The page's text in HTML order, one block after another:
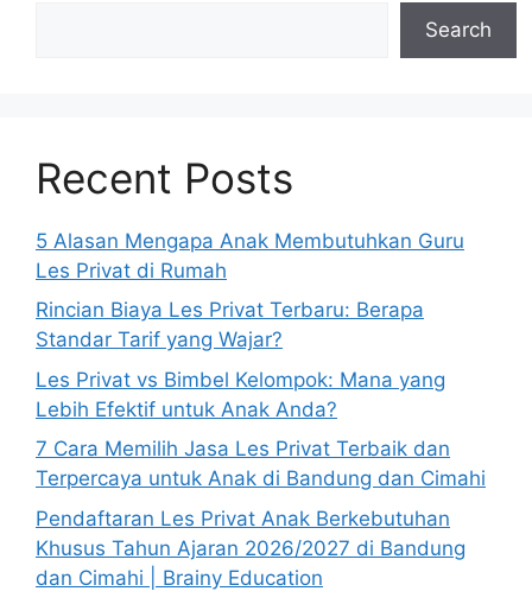
Search
Recent Posts
5 Alasan Mengapa Anak Membutuhkan Guru
Les Privat di Rumah
Rincian Biaya Les Privat Terbaru: Berapa
Standar Tarif yang Wajar?
Les Privat vs Bimbel Kelompok: Mana yang
Lebih Efektif untuk Anak Anda?
7 Cara Memilih Jasa Les Privat Terbaik dan
Terpercaya untuk Anak di Bandung dan Cimahi
Pendaftaran Les Privat Anak Berkebutuhan
Khusus Tahun Ajaran 2026/2027 di Bandung
dan Cimahi | Brainy Education